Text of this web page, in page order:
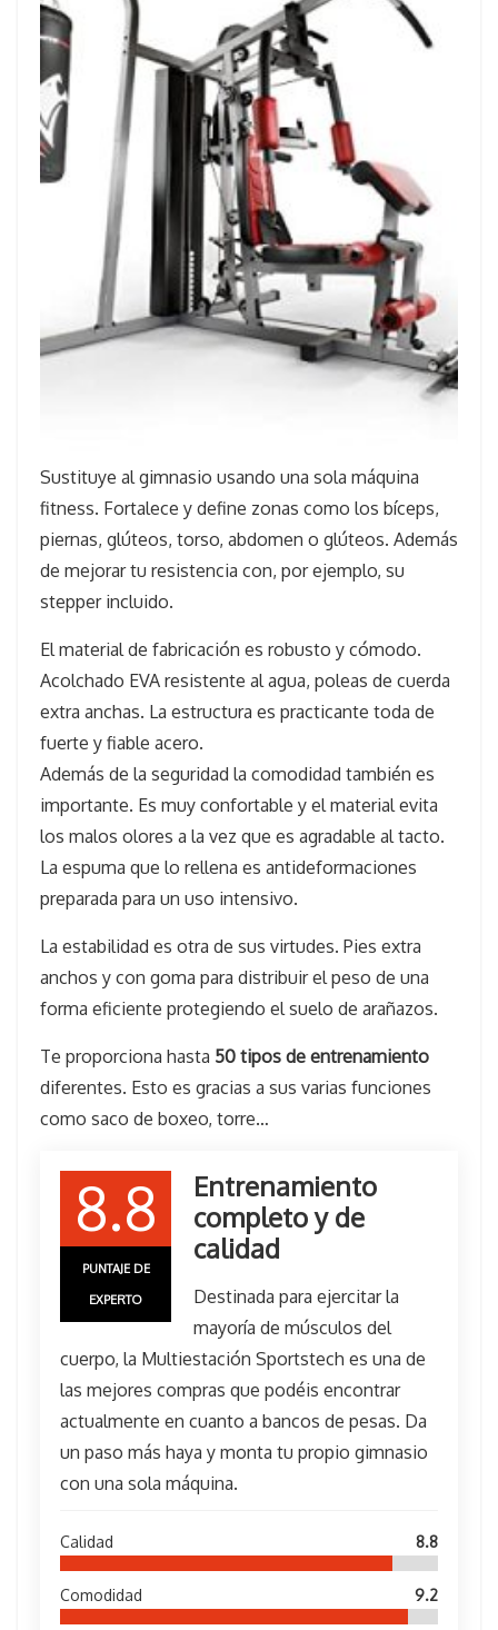
Sustituye al gimnasio usando una sola máquina
fitness. Fortalece y define zonas como los bíceps,
piernas, glúteos, torso, abdomen o glúteos. Además
de mejorar tu resistencia con, por ejemplo, su
stepper incluido.
El material de fabricación es robusto y cómodo.
Acolchado EVA resistente al agua, poleas de cuerda
extra anchas. La estructura es practicante toda de
fuerte y fiable acero.
Además de la seguridad la comodidad también es
importante. Es muy confortable y el material evita
los malos olores a la vez que es agradable al tacto.
La espuma que lo rellena es antideformaciones
preparada para un uso intensivo.
La estabilidad es otra de sus virtudes. Pies extra
anchos y con goma para distribuir el peso de una
forma eficiente protegiendo el suelo de arañazos.
Te proporciona hasta 50 tipos de entrenamiento
diferentes. Esto es gracias a sus varias funciones
como saco de boxeo, torre…
8.8
PUNTAJE DE
EXPERTO
Entrenamiento
completo y de
calidad
Destinada para ejercitar la
mayoría de músculos del
cuerpo, la Multiestación Sportstech es una de
las mejores compras que podéis encontrar
actualmente en cuanto a bancos de pesas. Da
un paso más haya y monta tu propio gimnasio
con una sola máquina.
Calidad 8.8
Comodidad 9.2